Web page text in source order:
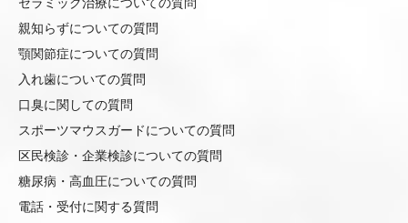
親知らずについての質問
顎関節症についての質問
入れ歯についての質問
口臭に関しての質問
スポーツマウスガードについての質問
区民検診・企業検診についての質問
糖尿病・高血圧についての質問
電話・受付に関する質問